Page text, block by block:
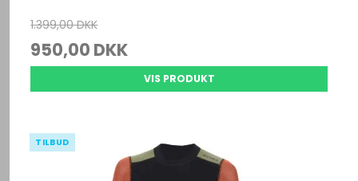
1.399,00 DKK
950,00 DKK
VIS PRODUKT
TILBUD